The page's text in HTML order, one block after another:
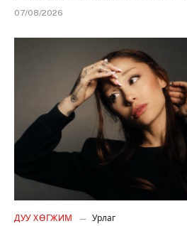
07/08/2026
ДУУ ХӨГЖИМ Урлаг